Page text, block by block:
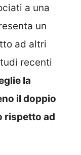
a una
un
ad altri
recenti
la
il doppio
rispetto ad